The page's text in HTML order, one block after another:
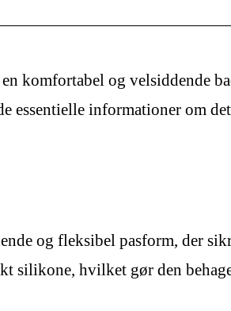
komfortabel og velsiddende
essentielle informationer om
og fleksibel pasform, der
silikone, hvilket gør den